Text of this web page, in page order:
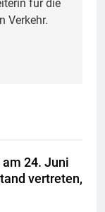
für die
Verkehr.
am 24. Juni
vertreten,